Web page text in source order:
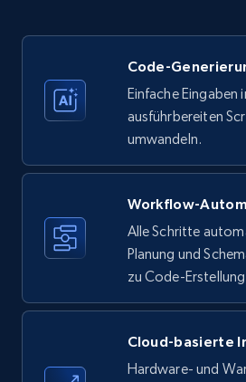
Amazon products - Collects
specific keywords
Title, Seller name, Brand,
35.3K+ 5.7K+
Amazon products - find
upc numbers
Code-
Einfache Eingaben
ausführbereiten
umwandeln.
Workflow-
Alle Schritte
Planung und
zu Code-
Cloud-basierte
Hardware- und